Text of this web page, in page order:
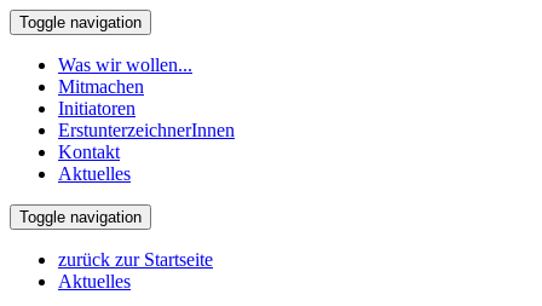
Toggle navigation
Was wir wollen...
Mitmachen
Initiatoren
ErstunterzeichnerInnen
Kontakt
Aktuelles
Toggle navigation
zurück zur Startseite
Aktuelles